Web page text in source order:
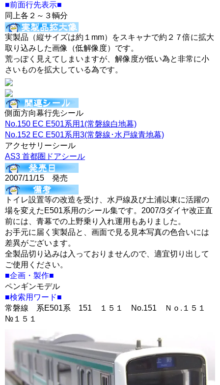
■前面行先表示■
同上各２～３輌分
実製品（縦サイズは約１mm）をスキャナで約２７倍に拡大
取り込みした画像（低解像度）です。
荒っぽく見えてしまいますが、解像度が低い為と非常に小
さいものを拡大している為です。
側面方向幕行先シール
No.150 EC E501系用1(常磐線白地幕)
No.152 EC E501系用3(常磐線･水戸線青地幕)
アクセサリーシール
AS3 首都圏ドアシール
2007/11/15 発売
トイレ設置等の改造を受け、水戸線及び土浦以東に活躍の
場を変えたE501系用のシール集です。2007/3ダイヤ改正直
前には、青幕での上野乗り入れ運用もありました。
お手元に届く実製品と、画面で見る見本写真の色合いには
差異がございます。
全製品切り込みは入っておりませんので、適宜切り出して
ご使用ください。
■企画・製作■
ペンギンモデル
■検索用ワード■
常磐線 系E501系 151 １５１ No.151 Ｎｏ.１５１
№１５１